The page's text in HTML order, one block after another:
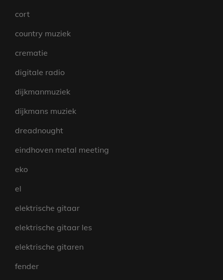
cort
country muziek
crematie
digitale radio
dijkmanmuziek
dijkmans muziek
dreadnought
eindhoven metal meeting
eko
el
elektrische gitaar
elektrische gitaar les
elektrische gitaren
fender